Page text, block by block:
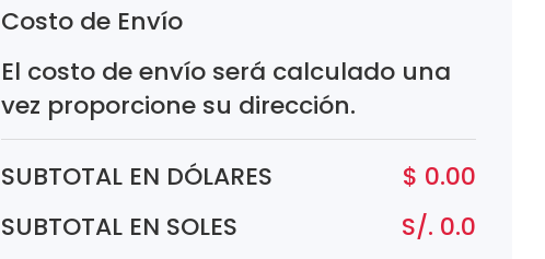
Costo de Envío
El costo de envío será calculado una
vez proporcione su dirección.
SUBTOTAL EN DÓLARES
$ 0.00
SUBTOTAL EN SOLES
S/. 0.0